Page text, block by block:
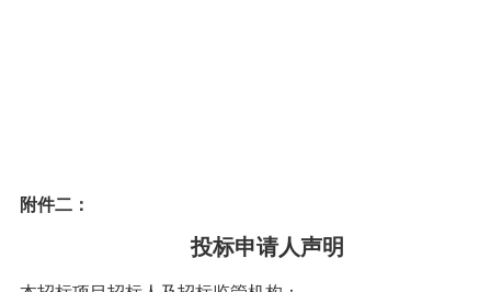
附件二：
投标申请人声明